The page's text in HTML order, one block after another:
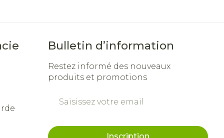
Bulletin d’information
Restez informé des nouveaux
produits et promotions